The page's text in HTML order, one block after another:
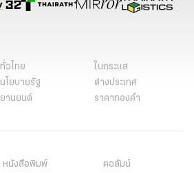
ทั่วไทย
ในกระแส
นโยบายรัฐ
ต่างประเทศ
ยานยนต์
ราคาทองคำ
หนังสือพิมพ์
คอลัมน์